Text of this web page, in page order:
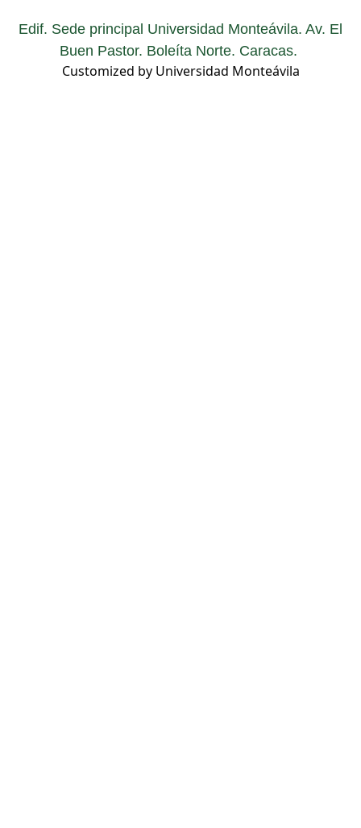
Edif. Sede principal Universidad Monteávila. Av. El
Buen Pastor. Boleíta Norte. Caracas.
Customized by Universidad Monteávila